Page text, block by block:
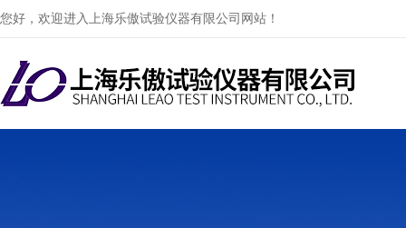
您好，欢迎进入上海乐傲试验仪器有限公司网站！